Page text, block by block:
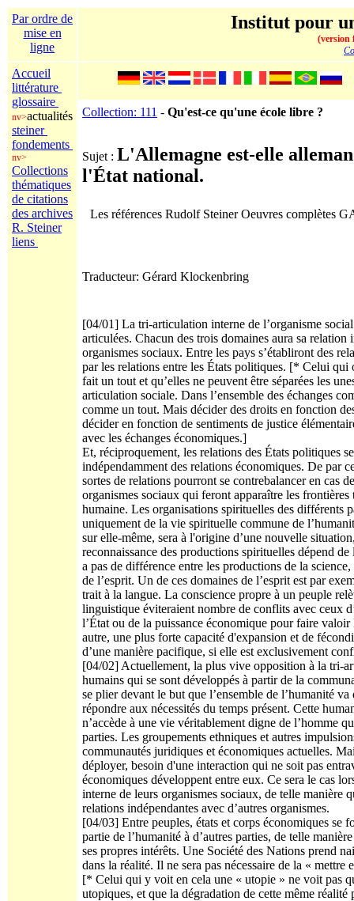
Par ordre de
mise en
ligne
Institut pour
(version
Accueil
littérature
glossaire
nv>actualités
steiner
fondements
nv>
Collections
thématiques
de citations
des archives
R. Steiner
liens
Collection: 111 - Qu'est-ce qu'une école libre ?
Sujet : L'Allemagne est-elle
l'État national.
Les références Rudolf Steiner Oeuvres complètes
Traducteur: Gérard Klockenbring
[04/01] La tri-articulation interne de l’organisme
articulées. Chacun des trois domaines aura sa
organismes sociaux. Entre les pays s’établiront des
par les relations entre les États politiques. [* Celui
fait un tout et qu’elles ne peuvent être séparées les
articulation sociale. Dans l’ensemble des échanges
comme un tout. Mais décider des droits en fonction
décider en fonction de sentiments de justice
avec les échanges économiques.]
Et, réciproquement, les relations des États politiques
indépendamment des relations économiques. De par
sortes de relations pourront se contrebalancer en cas
organismes sociaux qui feront apparaître les
humaine. Les organisations spirituelles des différents
uniquement de la vie spirituelle commune de
sur elle-même, sera à l'origine d’une nouvelle
reconnaissance des productions spirituelles dépend
a pas de différence entre les productions de la
de l’esprit. Un de ces domaines de l’esprit est par
trait à la langue. La conscience propre à un peuple
linguistique éviteraient nombre de conflits avec ceux
l’État ou de la puissance économique pour faire
autre, une plus forte capacité d'expansion et de
d’une manière pacifique, si elle est exclusivement
[04/02] Actuellement, la plus vive opposition à la tri-
humains qui se sont développés à partir de la
se plier devant le but que l’ensemble de l’humanité
répondre aux nécessités du temps présent. Cette
n’accède à une vie véritablement digne de l’homme
parties. Les groupements ethniques et autres
communautés juridiques et économiques actuelles.
déployer, besoin d'une interaction qui ne soit pas
économiques développent entre eux. Ce sera le cas
interne de leurs organismes sociaux, de telle manière
relations indépendantes avec d’autres organismes.
[04/03] Entre peuples, états et corps économiques se
partie de l’humanité à d’autres parties, de telle
ses propres intérêts. Une Société des Nations prend
dans la réalité. Il ne sera pas nécessaire de la «
[* Celui qui y voit en cela une « utopie » ne voit pas
utopiques, et que la dégradation de cette même